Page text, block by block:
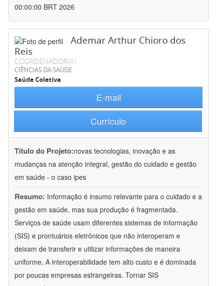
00:00:00 BRT 2026
Ademar Arthur Chioro dos
Reis
COORDENADOR(A)
CIÊNCIAS DA SAÚDE
Saúde Coletiva
E-mail
Currículo
Título do Projeto:novas tecnologias, inovação e as
mudanças na atenção integral, gestão do cuidado e gestão
em saúde - o caso ipes
Resumo: Informação é insumo relevante para o cuidado e a
gestão em saúde, mas sua produção é fragmentada.
Serviços de saúde usam diferentes sistemas de informação
(SIS) e prontuários eletrônicos que não interoperam e
deixam de transferir e utilizar informações de maneira
uniforme. A interoperabilidade tem alto custo e é dominada
por poucas empresas estrangeiras. Tornar SIS